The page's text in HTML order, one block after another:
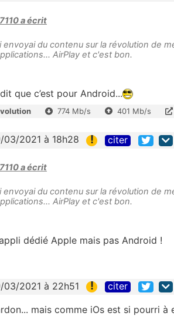
a écrit
envoyai du contenu sur la révolution de
AirPlay et c'est bon.
que c’est pour Android...
774 Mb/s 401 Mb/s
03/2021 à 18h28 ! citer
a écrit
envoyai du contenu sur la révolution de
AirPlay et c'est bon.
dédié Apple mais pas Android !
03/2021 à 22h51 ! citer
mais comme iOs est si pourri à